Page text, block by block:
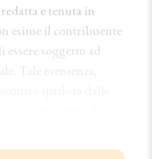
e tenuta in
esime il contribuente
soggetto ad
Tale evenienza,